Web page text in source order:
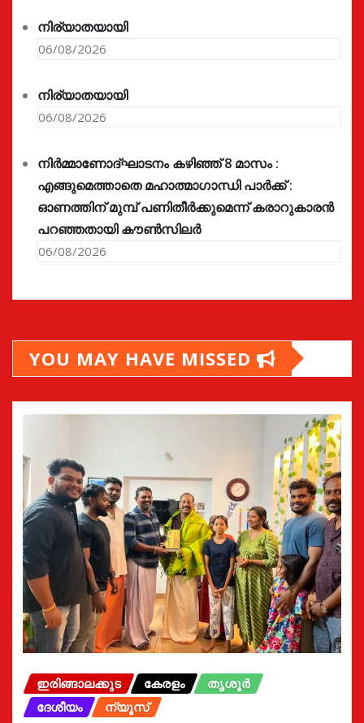
നിര്യാതയായി
06/08/2026
നിര്യാതയായി
06/08/2026
നിർമ്മാണോദ്ഘാടനം കഴിഞ്ഞ് 8 മാസം :
എങ്ങുമെത്താതെ മഹാത്മാഗാന്ധി പാർക്ക് :
ഓണത്തിന് മുമ്പ് പണിതീർക്കുമെന്ന് കരാറുകാരൻ
പറഞ്ഞതായി കൗൺസിലർ
06/08/2026
YOU MAY HAVE MISSED
ഇരിങ്ങാലക്കുട കേരളം
തൃശൂർ
ദേശീയം
ന്യൂസ്